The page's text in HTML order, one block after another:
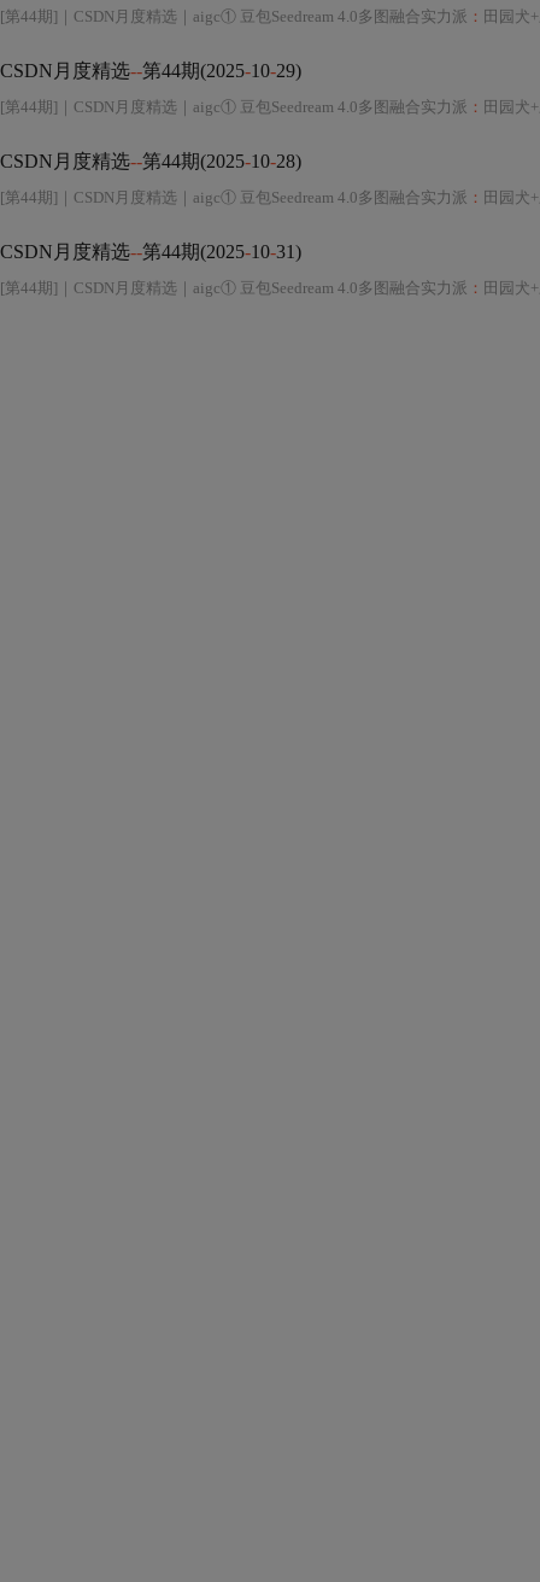
[第44期]｜CSDN月度精选｜aigc① 豆包Seedream 4.0多图融合实力派 ： 田园犬
CSDN月度精选--第44期(2025-10-29)
[第44期]｜CSDN月度精选｜aigc① 豆包Seedream 4.0多图融合实力派 ： 田园犬
CSDN月度精选--第44期(2025-10-28)
[第44期]｜CSDN月度精选｜aigc① 豆包Seedream 4.0多图融合实力派 ： 田园犬
CSDN月度精选--第44期(2025-10-31)
[第44期]｜CSDN月度精选｜aigc① 豆包Seedream 4.0多图融合实力派 ： 田园犬